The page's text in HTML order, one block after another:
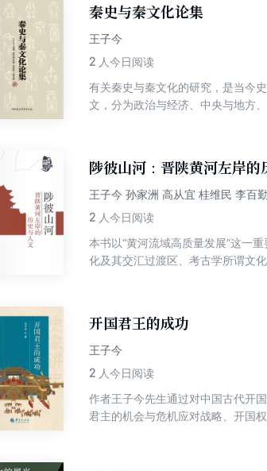
秦史与秦文化论集
王子今
2 人今日阅读
有关秦史与秦文化的研究，是当今
文，分为政治与经济、中央与地方
问题展开探讨，对秦的社会结构、
一些学术疑难问题，提出了不少富有
陟彼山河：晋陕黄河左岸的
王子今 孙家洲 高从宜 桂维民 李百
2 人今日阅读
本书以“黄河流域高质量发展”这一
化及其交汇过渡区、考古学所谓文
开国君王的成功
王子今
2 人今日阅读
作者王子今先生通过对中国古代开
君主的机会与危机应对战略、开国